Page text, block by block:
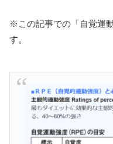
※この記事での「自覚運
す。